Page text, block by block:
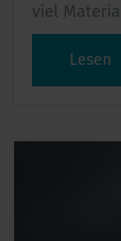
viel
Lesen